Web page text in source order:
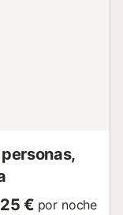
€ por noche